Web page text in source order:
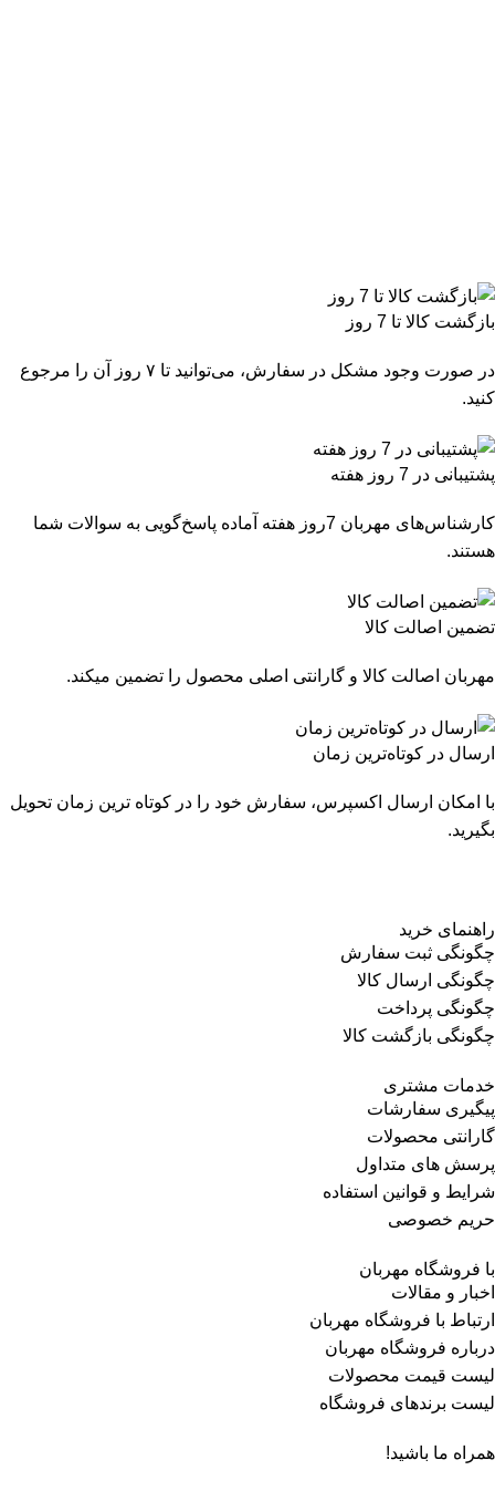
بازگشت کالا تا 7 روز
در صورت وجود مشکل در سفارش، می‌توانید تا ۷ روز آن را مرجوع
کنید.
پشتیبانی در 7 روز هفته
کارشناس‌های مهربان 7روز هفته آماده پاسخ‌گویی به سوالات شما
هستند.
تضمین اصالت کالا
مهربان اصالت کالا و گارانتی اصلی محصول را تضمین میکند.
ارسال در کوتاه‌ترین زمان
با امکان ارسال اکسپرس، سفارش خود را در کوتاه ترین زمان تحویل
بگیرید.
راهنمای خرید
چگونگی ثبت سفارش
چگونگی ارسال کالا
چگونگی پرداخت
چگونگی بازگشت کالا
خدمات مشتری
پیگیری سفارشات
گارانتی محصولات
پرسش های متداول
شرایط و قوانین استفاده
حریم خصوصی
با فروشگاه مهربان
اخبار و مقالات
ارتباط با فروشگاه مهربان
درباره فروشگاه مهربان
لیست قیمت محصولات
لیست برندهای فروشگاه
همراه ما باشید!